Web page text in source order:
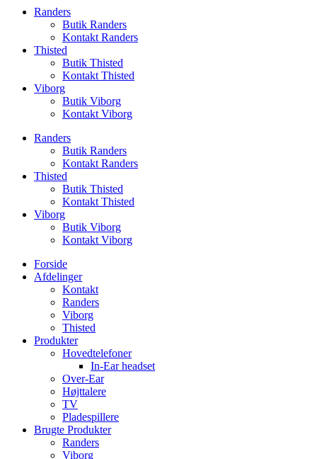
Randers
Butik Randers
Kontakt Randers
Thisted
Butik Thisted
Kontakt Thisted
Viborg
Butik Viborg
Kontakt Viborg
Randers
Butik Randers
Kontakt Randers
Thisted
Butik Thisted
Kontakt Thisted
Viborg
Butik Viborg
Kontakt Viborg
Forside
Afdelinger
Kontakt
Randers
Viborg
Thisted
Produkter
Hovedtelefoner
In-Ear headset
Over-Ear
Højttalere
TV
Pladespillere
Brugte Produkter
Randers
Viborg